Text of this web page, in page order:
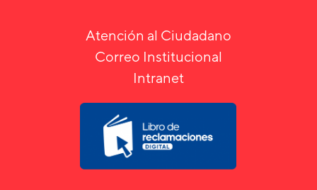
Atención al Ciudadano
Correo Institucional
Intranet